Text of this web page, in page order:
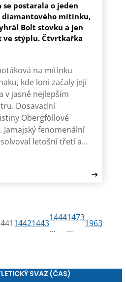
postarala o jeden
diamantového mítinku,
Bolt stovku a jen
ve stýplu. Čtvrtkařka
na mítinku
kde loni začaly její
v jasně nejlepším
Dosavadní
Obergföllové
fenomenální
letošní třetí a…
14421443
1444
…
1473
…
1963
SVAZ (ČAS)